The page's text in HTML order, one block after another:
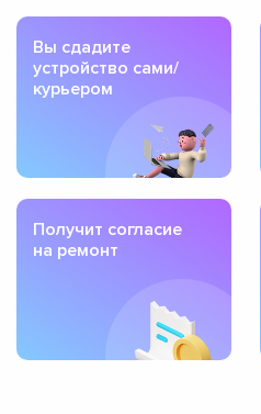
Вы сдадите
устройство сами/
курьером
Получит согласие
на ремонт